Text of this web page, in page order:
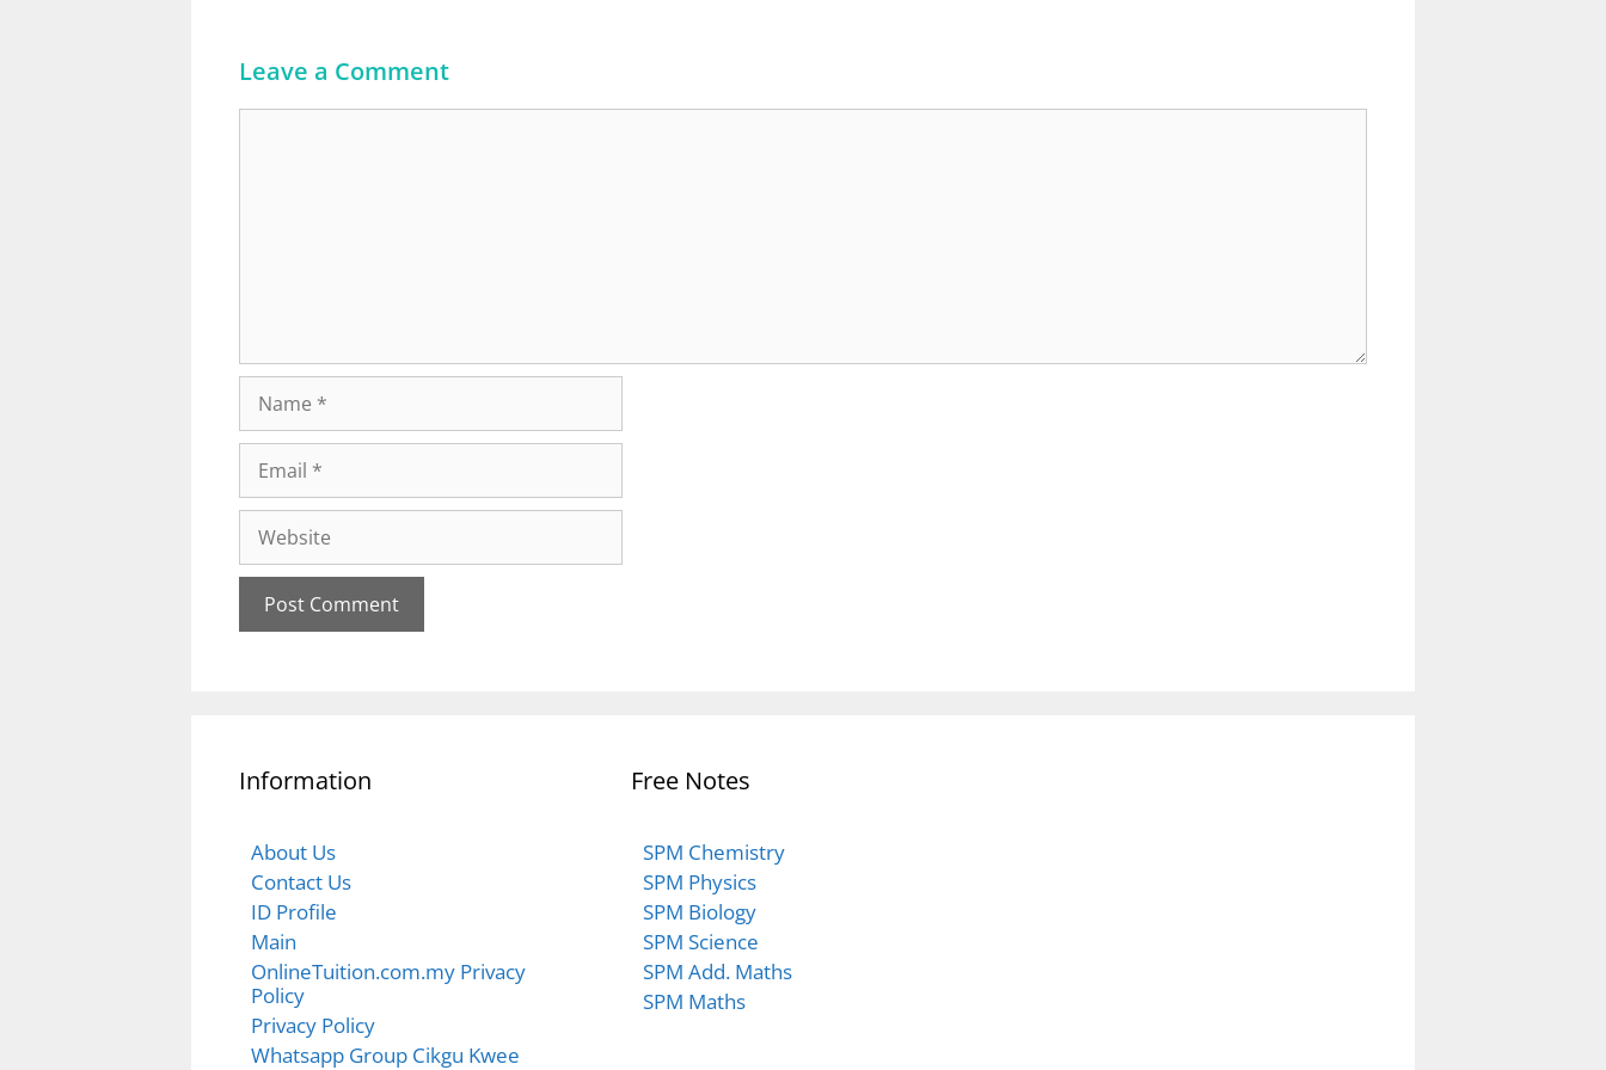
Leave a Comment
Information
About Us
Contact Us
ID Profile
Main
OnlineTuition.com.my Privacy
Policy
Privacy Policy
Whatsapp Group Cikgu Kwee
Free Notes
SPM Chemistry
SPM Physics
SPM Biology
SPM Science
SPM Add. Maths
SPM Maths